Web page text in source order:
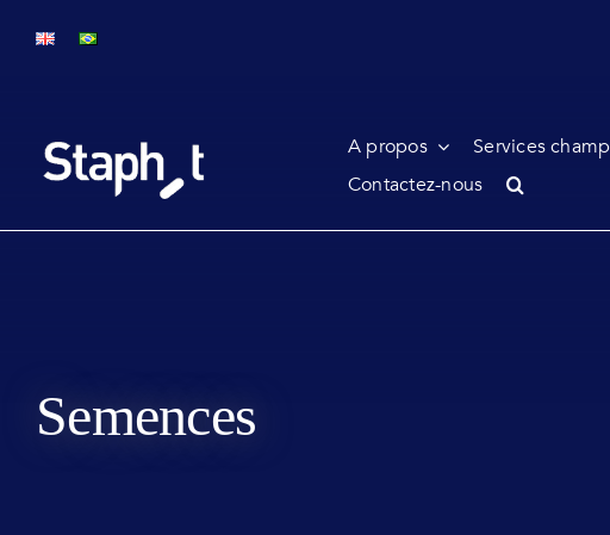
A propos Services champ
Contactez-nous
Semences